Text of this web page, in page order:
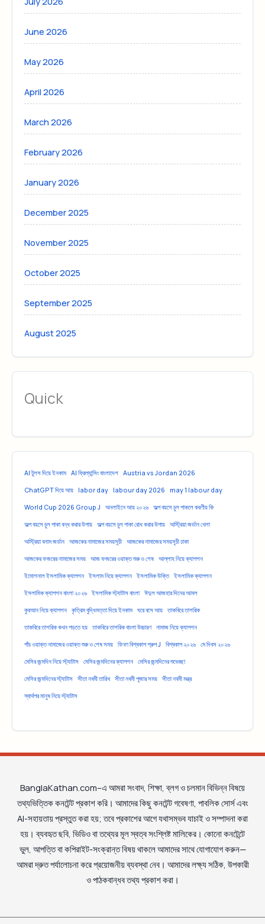
June 2026
May 2026
April 2026
March 2026
February 2026
January 2026
December 2025
November 2025
October 2025
September 2025
August 2025
Quick
AI টুলস দিয়ে ইনকাম AI ফ্রিল্যান্সিং বাংলাদেশ Austria vs Jordan 2026
ChatGPT দিয়ে আয় labor day labour day 2026 may 1 labour day
World Cup 2026 Group J অনলাইনে আয় ২০২৬ অল্প বয়সে চুল পাকলে করণীয় কি
অল্প বয়সে চুল পাকা বন্ধ করার উপায় অল্প বয়সে চুল পাকা রোধ করার উপায় অস্ট্রিয়া জর্ডান খেলা
অস্ট্রিয়া বনাম জর্ডান আজকের নামাজের সময়সূচী আজকের নামাজের সময়সূচী ঢাকা
আজকের ফজরের নামাজের সময় আজ ফজরের ওয়াক্ত শুরু ও শেষ আল্লাহ নিয়ে ক্যাপশন
ইমোশনাল ইসলামিক ক্যাপশন ইসলাম নিয়ে ক্যাপশন ইসলামিক উক্তি ইসলামিক ক্যাপশন
ইসলামিক ক্যাপশন বাংলা ২০২৬ ইসলামিক স্ট্যাটাস বাংলা ঈদুল আজহার দিনের আমল
কুরআন নিয়ে ক্যাপশন কৃত্রিম বুদ্ধিমত্তা দিয়ে ইনকাম ঘরে বসে আয় তাকবিরে তাশরিক
তাকবিরে তাশরিক কখন পড়তে হয় তাকবিরে তাশরিক বাংলা উচ্চারণ নামাজ নিয়ে ক্যাপশন
পাঁচ ওয়াক্ত নামাজের ওয়াক্ত শুরু ও শেষ সময় ফিফা বিশ্বকাপ গ্রুপ J বিশ্বকাপ ২০২৬ মে দিবস ২০২৬
মেসির জন্মদিন নিয়ে স্ট্যাটাস মেসির জন্মদিনের ক্যাপশন মেসির জন্মদিনের শুভেচ্ছা
মেসির জন্মদিনের স্ট্যাটাস সীতা নবমী তারিখ সীতা নবমী পূজার সময় সীতা নবমী মন্ত্র
স্বার্থপর মানুষ নিয়ে স্ট্যাটাস
BanglaKathan.com–এ আমরা সংবাদ, শিক্ষা, ব্লগ ও চলমান বিভিন্ন বিষয়ে
তথ্যভিত্তিক কনটেন্ট প্রকাশ করি। আমাদের কিছু কনটেন্ট গবেষণা, পাবলিক সোর্স এবং
AI-সহায়তায় প্রস্তুত করা হয়; তবে প্রকাশের আগে যথাসম্ভব যাচাই ও সম্পাদনা করা
হয়। ব্যবহৃত ছবি, ভিডিও বা তথ্যের মূল স্বত্ব সংশ্লিষ্ট মালিকের। কোনো কনটেন্টে
ভুল, আপত্তি বা কপিরাইট-সংক্রান্ত বিষয় থাকলে আমাদের সাথে যোগাযোগ করুন—
আমরা দ্রুত পর্যালোচনা করে প্রয়োজনীয় ব্যবস্থা নেব। আমাদের লক্ষ্য সঠিক, উপকারী
ও পাঠকবান্ধব তথ্য প্রকাশ করা।